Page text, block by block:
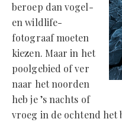
beroep dan vogel-
en wildlife-
fotograaf moeten
kiezen. Maar in het
poolgebied of ver
naar het noorden
heb je ’s nachts of
vroeg in de ochtend het